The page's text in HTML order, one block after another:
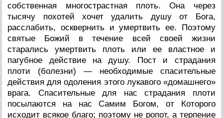
собственная многострастная плоть. Она через
тысячу похотей хочет удалить душу от Бога,
расслабить, осквернить и умертвить ее. Поэтому
святые Божий в течение всей своей жизни
старались умертвить плоть или ее властное и
пагубное действие на душу. Пост и страдания
плоти (болезни) — необходимые спасительные
действия для одоления этого лукавого «домашнего»
врага. Спасительные для нас страдания плоти
посылаются на нас Самим Богом, от Которого
исходит всякое благо; поэтому не ропот, а терпение